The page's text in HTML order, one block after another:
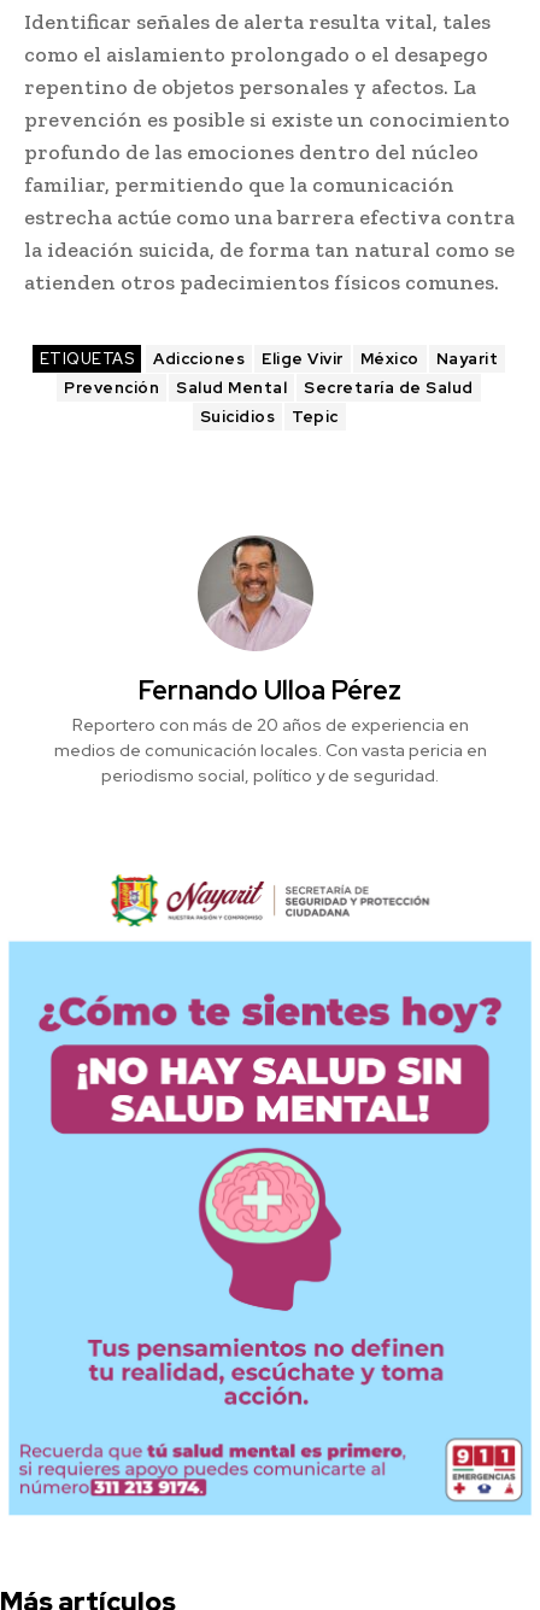
Identificar señales de alerta resulta vital, tales
como el aislamiento prolongado o el desapego
repentino de objetos personales y afectos. La
prevención es posible si existe un conocimiento
profundo de las emociones dentro del núcleo
familiar, permitiendo que la comunicación
estrecha actúe como una barrera efectiva contra
la ideación suicida, de forma tan natural como se
atienden otros padecimientos físicos comunes.
ETIQUETAS Adicciones Elige Vivir México
Nayarit
Prevención
Salud Mental
Secretaría de Salud
Suicidios
Tepic
Fernando Ulloa Pérez
Reportero con más de 20 años de experiencia en
medios de comunicación locales. Con vasta pericia en
periodismo social, político y de seguridad.
Más artículos